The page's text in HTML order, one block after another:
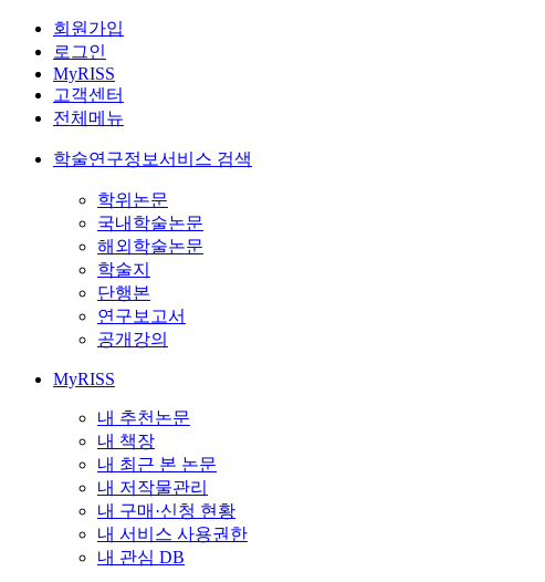
회원가입
로그인
MyRISS
고객센터
전체메뉴
학술연구정보서비스 검색
학위논문
국내학술논문
해외학술논문
학술지
단행본
연구보고서
공개강의
MyRISS
내 추천논문
내 책장
내 최근 본 논문
내 저작물관리
내 구매·신청 현황
내 서비스 사용권한
내 관심 DB